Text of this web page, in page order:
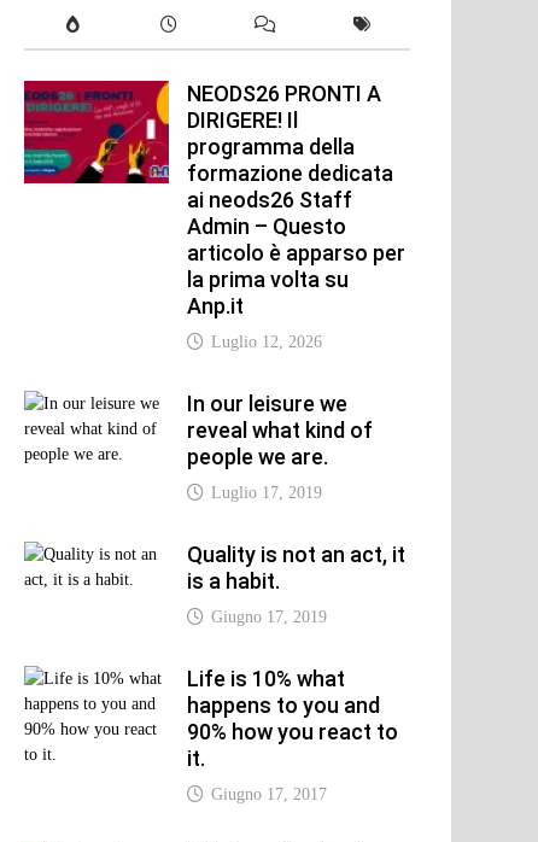
NEODS26 PRONTI A
DIRIGERE! Il
programma della
formazione dedicata
ai neods26 Staff
Admin – Questo
articolo è apparso per
la prima volta su
Anp.it
Luglio 12, 2026
In our leisure we
reveal what kind of
people we are.
Luglio 17, 2019
Quality is not an act, it
is a habit.
Giugno 17, 2019
Life is 10% what
happens to you and
90% how you react to
it.
Giugno 17, 2017